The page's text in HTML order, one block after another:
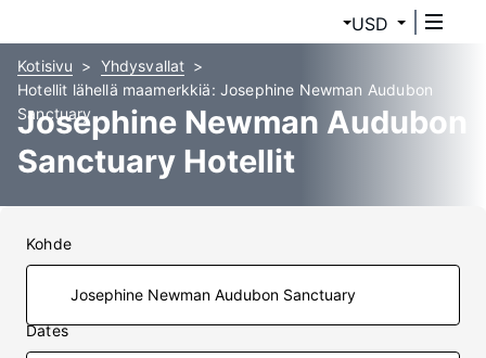
USD
Kotisivu
Yhdysvallat
Hotellit lähellä maamerkkiä: Josephine Newman Audubon
Sanctuary
Josephine Newman Audubon
Sanctuary Hotellit
Kohde
Dates